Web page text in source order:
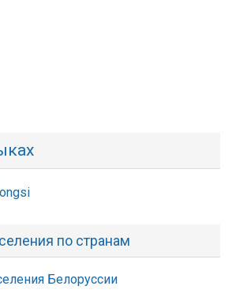
по странам
Белоруссии